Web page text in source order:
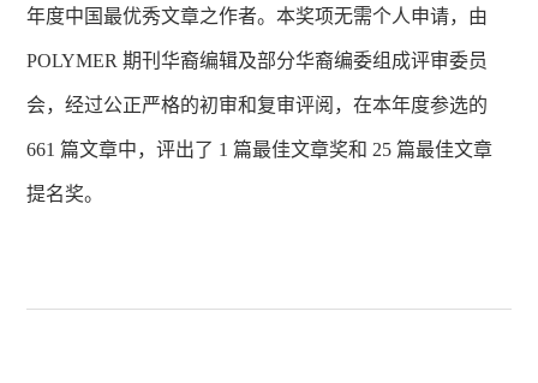
年度中国最优秀文章之作者。本奖项无需个人申请， 由
POLYMER期刊华裔编辑及部分华裔编委组成评审委员
会，经过公正严格的初审和复审评阅，在本年度参选的
661篇文章中，评出了 1篇最佳文章奖和 25篇最佳文章
提名奖。